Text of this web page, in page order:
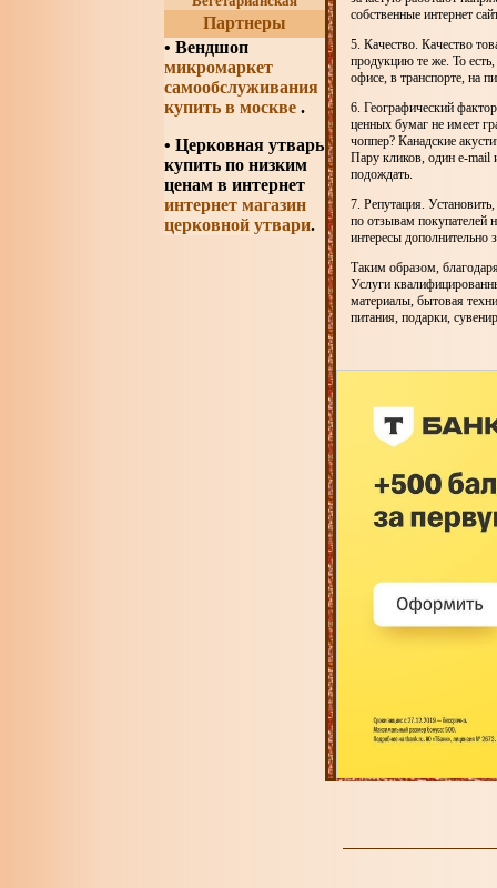
Партнеры
• Вендшоп
микромаркет
самообслуживания
купить в москве .
• Церковная утварь
купить по низким
ценам в интернет
интернет магазин
церковной утвари.
собственные интернет
5. Качество. Качество
продукцию те же. То
офисе, в транспорте, на
6. Географический
ценных бумаг не имеет
чоппер? Канадские
Пару кликов, один e-mail
подождать.
7. Репутация.
по отзывам покупателей
интересы
Таким образом,
Услуги
материалы, бытовая
питания, подарки,